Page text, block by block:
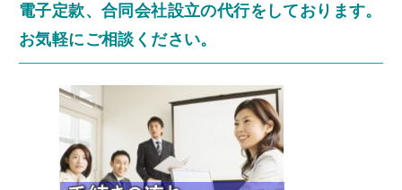
電子定款、合同会社設立の代行をしております。
お気軽にご相談ください。